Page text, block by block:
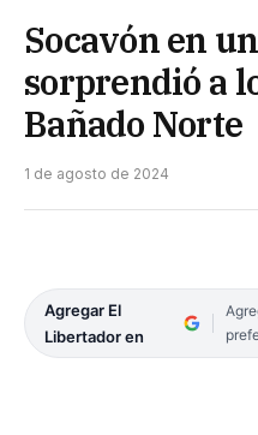
Socavón en
sorprendió a
Bañado Norte
1 de agosto de 2024
Agregar El
Libertador en